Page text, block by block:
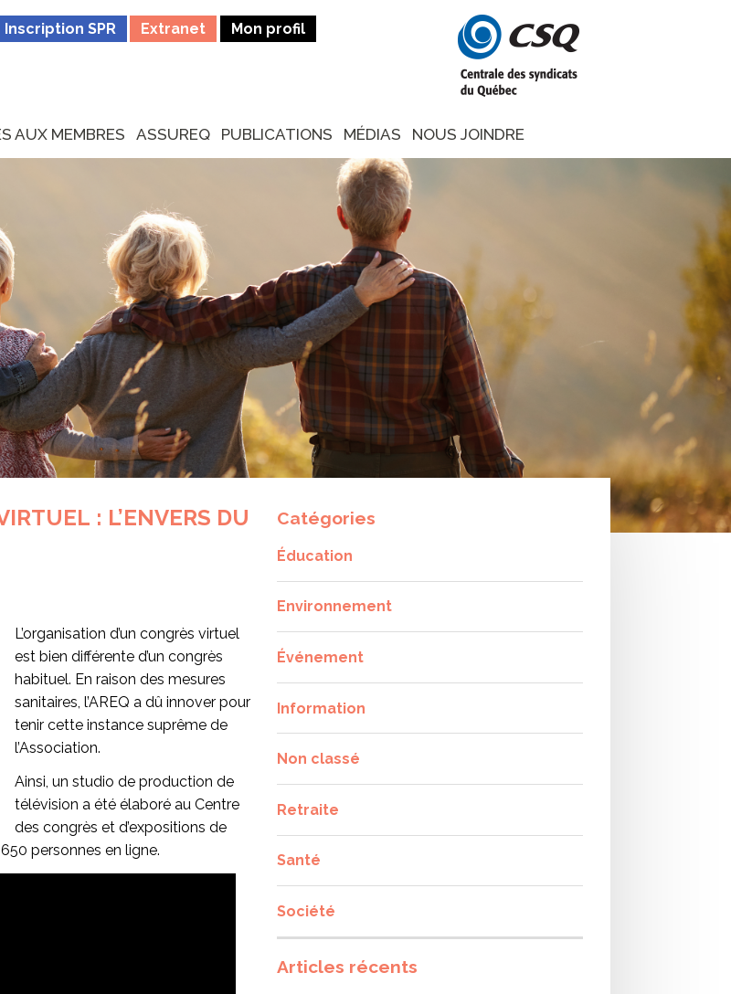
Inscription SPR Extranet Mon profil
AUX MEMBRES ASSUREQ PUBLICATIONS MÉDIAS NOUS JOINDRE
: L’ENVERS DU
L’organisation d’un congrès virtuel
est bien différente d’un congrès
habituel. En raison des mesures
sanitaires, l’AREQ a dû innover pour
tenir cette instance suprême de
l’Association.
Ainsi, un studio de production de
télévision a été élaboré au Centre
des congrès et d’expositions de
personnes en ligne.
Catégories
Éducation
Environnement
Événement
Information
Non classé
Retraite
Santé
Société
Articles récents